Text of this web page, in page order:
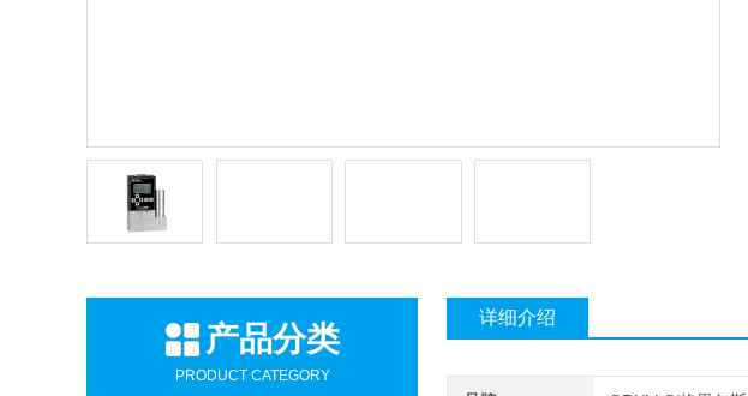
详细介绍
产品分类
PRODUCT CATEGORY